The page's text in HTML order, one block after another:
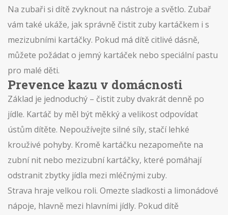
Na zubaři si dítě zvyknout na nástroje a světlo. Zubař
vám také ukáže, jak správně čistit zuby kartáčkem i s
mezizubními kartáčky. Pokud má dítě citlivé dásně,
můžete požádat o jemný kartáček nebo speciální pastu
pro malé děti.
Prevence kazu v domácnosti
Základ je jednoduchý – čistit zuby dvakrát denně po
jídle. Kartáč by měl být měkký a velikost odpovídat
ústům dítěte. Nepoužívejte silné síly, stačí lehké
krouživé pohyby. Kromě kartáčku nezapomeňte na
zubní nit nebo mezizubní kartáčky, které pomáhají
odstranit zbytky jídla mezi mléčnými zuby.
Strava hraje velkou roli. Omezte sladkosti a limonádové
nápoje, hlavně mezi hlavními jídly. Pokud dítě